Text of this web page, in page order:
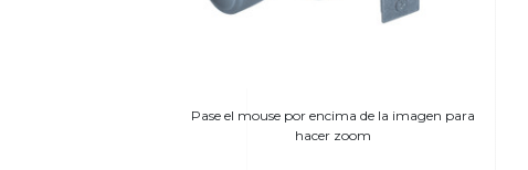
Pase el mouse por encima de la imagen para
hacer zoom